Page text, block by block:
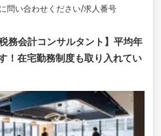
問い合わせください/求人番号
務会計コンサルタント】平均年
！在宅勤務制度も取り入れてい